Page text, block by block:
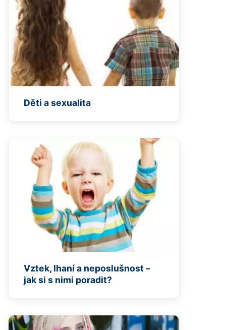
Děti a sexualita
Vztek, lhaní a neposlušnost –
jak si s nimi poradit?